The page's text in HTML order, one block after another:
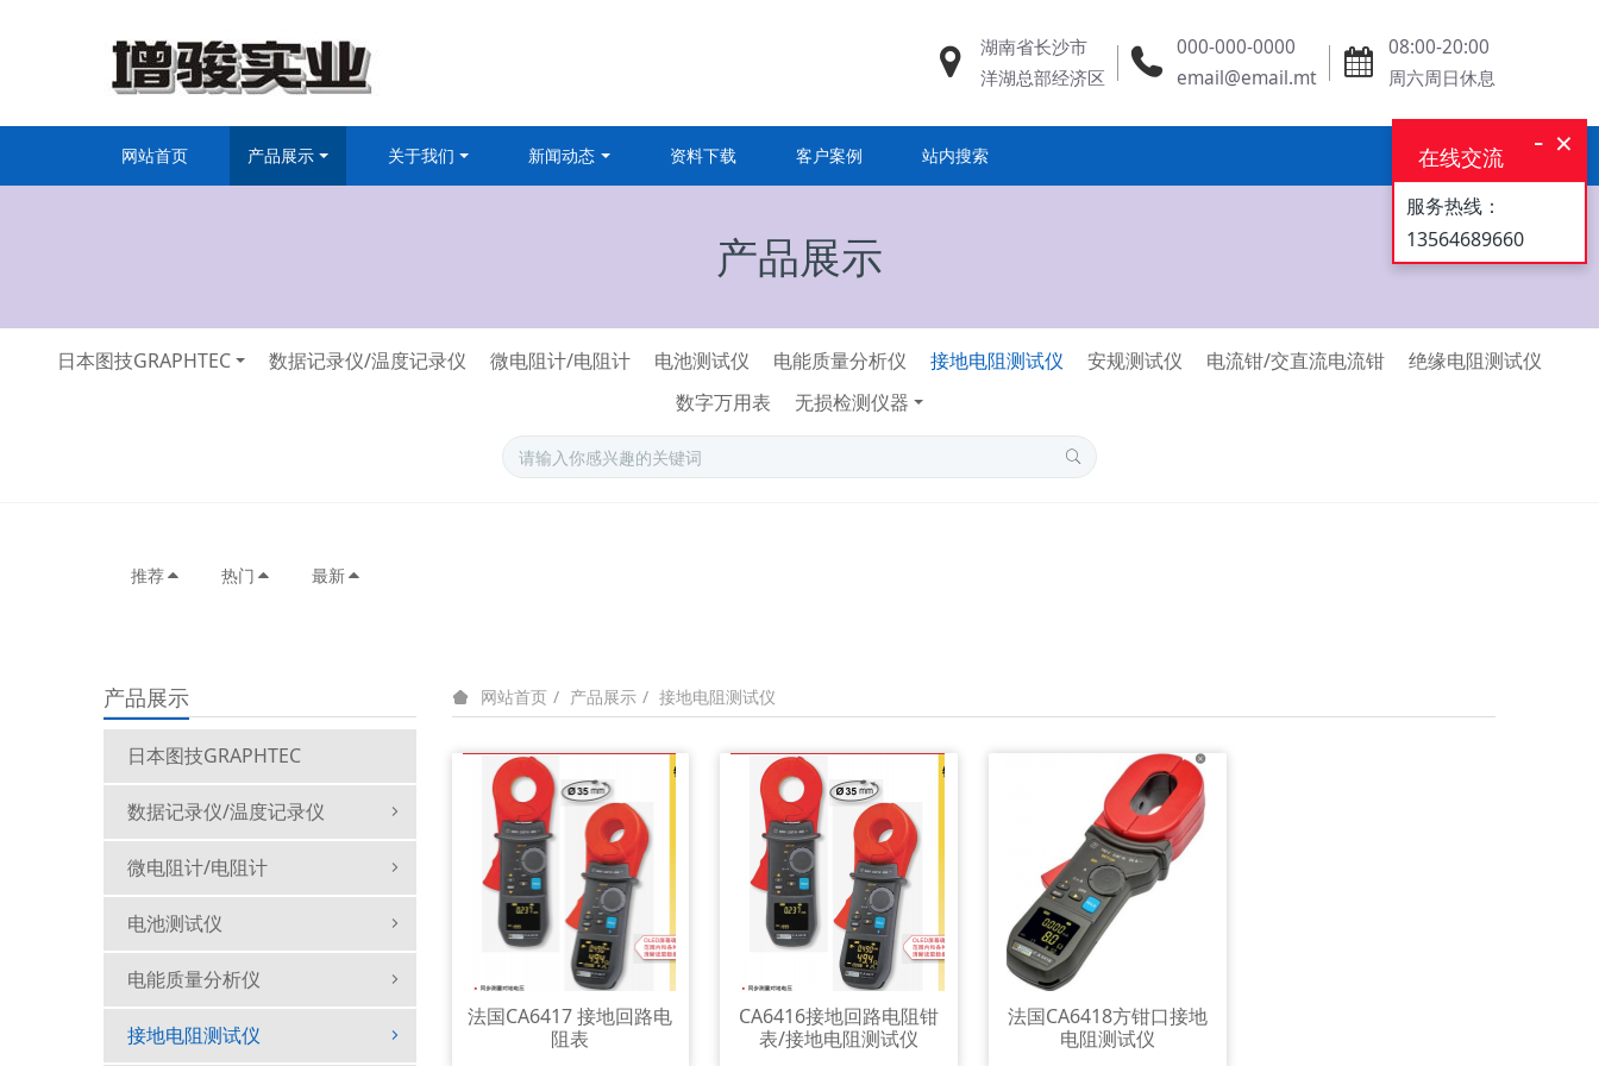
湖南省长沙市
洋湖总部经济区
000-000-0000
email@email.mt
08:00-20:00
周六周日休息
网站首页 产品展示 关于我们 新闻动态 资料下载 客户案例 站内搜索
产品展示
日本图技GRAPHTEC 数据记录仪/温度记录仪 微电阻计/电阻计 电池测试仪 电能质量分析仪 接地电阻测试仪 安规测试仪 电流钳/交直流电流钳
绝缘电阻测试仪
数字万用表
无损检测仪器
推荐 热门 最新
网站首页 产品展示 接地电阻测试仪
法国CA6417 接地回路电
阻表
CA6416接地回路电阻钳
表/接地电阻测试仪
法国CA6418方钳口接地
电阻测试仪
产品展示
日本图技GRAPHTEC
数据记录仪/温度记录仪
微电阻计/电阻计
电池测试仪
电能质量分析仪
接地电阻测试仪
×
-
在线交流
服务热线：
13564689660